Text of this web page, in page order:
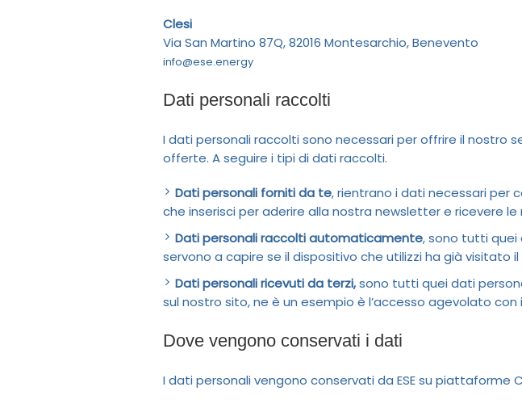
Clesi
Via San Martino 87Q, 82016 Montesarchio, Benevento
info@ese.energy
Dati personali raccolti
I dati personali raccolti sono necessari per offrire il nostro
offerte. A seguire i tipi di dati raccolti.
Dati personali forniti da te, rientrano i dati necessari per
che inserisci per aderire alla nostra newsletter e ricevere
Dati personali raccolti automaticamente, sono tutti quei
servono a capire se il dispositivo che utilizzi ha già visitato
Dati personali ricevuti da terzi,sono tutti quei dati
sul nostro sito, ne è un esempio è l’accesso agevolato
Dove vengono conservati i dati
I dati personali vengono conservati da ESE su piattaforme